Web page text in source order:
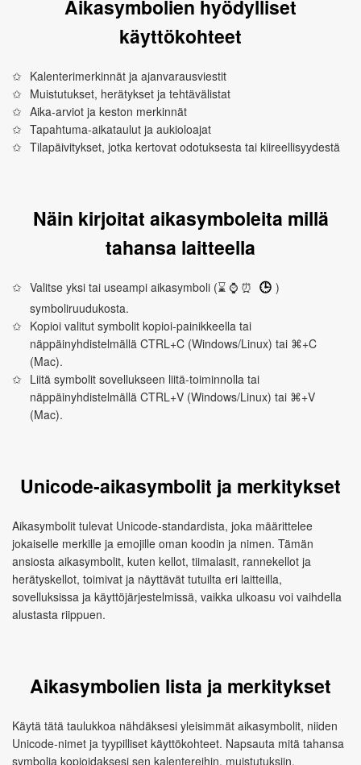
Aikasymbolien hyödylliset
käyttökohteet
Kalenterimerkinnät ja ajanvarausviestit
Muistutukset, herätykset ja tehtävälistat
Aika‑arviot ja keston merkinnät
Tapahtuma‑aikataulut ja aukioloajat
Tilapäivitykset, jotka kertovat odotuksesta tai kiireellisyydestä
Näin kirjoitat aikasymboleita millä
tahansa laitteella
Valitse yksi tai useampi aikasymboli (⌛ ⌚ ⏰ 🕒 )
symboliruudukosta.
Kopioi valitut symbolit kopioi‑painikkeella tai
näppäinyhdistelmällä CTRL+C (Windows/Linux) tai ⌘+C
(Mac).
Liitä symbolit sovellukseen liitä‑toiminnolla tai
näppäinyhdistelmällä CTRL+V (Windows/Linux) tai ⌘+V
(Mac).
Unicode‑aikasymbolit ja merkitykset
Aikasymbolit tulevat Unicode‑standardista, joka määrittelee
jokaiselle merkille ja emojille oman koodin ja nimen. Tämän
ansiosta aikasymbolit, kuten kellot, tiimalasit, rannekellot ja
herätyskellot, toimivat ja näyttävät tutuilta eri laitteilla,
sovelluksissa ja käyttöjärjestelmissä, vaikka ulkoasu voi vaihdella
alustasta riippuen.
Aikasymbolien lista ja merkitykset
Käytä tätä taulukkoa nähdäksesi yleisimmät aikasymbolit, niiden
Unicode‑nimet ja tyypilliset käyttökohteet. Napsauta mitä tahansa
symbolia kopioidaksesi sen kalentereihin, muistutuksiin,